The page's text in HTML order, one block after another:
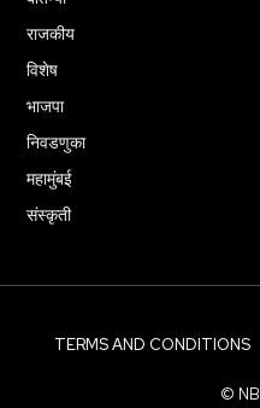
राजकीय
विशेष
भाजपा
निवडणुका
महामुंबई
संस्कृती
TERMS AND CONDITIONS
©